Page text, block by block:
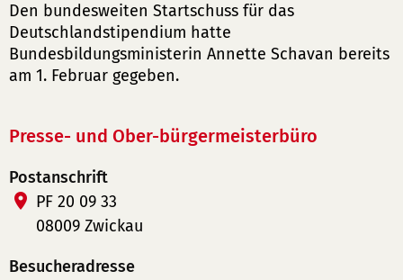
Den bundesweiten Startschuss für das
Deutschlandstipendium hatte
Bundesbildungsministerin Annette Schavan bereits
am 1. Februar gegeben.
Presse- und Ober-bürgermeisterbüro
Postanschrift
PF 20 09 33
08009 Zwickau
Besucheradresse